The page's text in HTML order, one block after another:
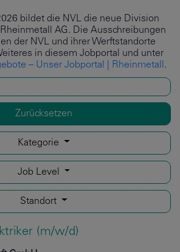
bildet die NVL die neue Division
AG. Die Ausschreibungen
der NVL und ihrer Werftstandorte
in diesem Jobportal und unter
– Unser Jobportal | Rheinmetall .
Zurücksetzen
Kategorie
Job Level
Standort
(m/w/d)